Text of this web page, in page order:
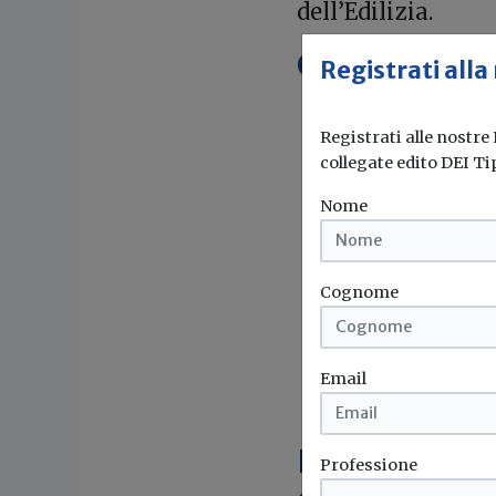
dell’Edilizia.
Chi ha
Ventricelli;
il Segretario
il Presidente
il Segretario
il Presidente
Lombardi
il Direttore
Importante
Registrati alla
Registrati alle nostre
collegate edito DEI
Nome
Cognome
Email
Professione